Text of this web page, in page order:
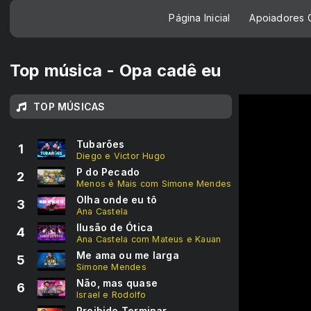
Página Inicial Apoiadores
Top música - Opa cadê eu
TOP MÚSICAS
1 Tubarões
Diego e Victor Hugo
2 P do Pecado
Menos é Mais com Simone Mendes
3 Olha onde eu tô
Ana Castela
4 Ilusão de Ótica
Ana Castela com Mateus e Kauan
5 Me ama ou me larga
Simone Mendes
6 Não, mas quase
Israel e Rodolfo